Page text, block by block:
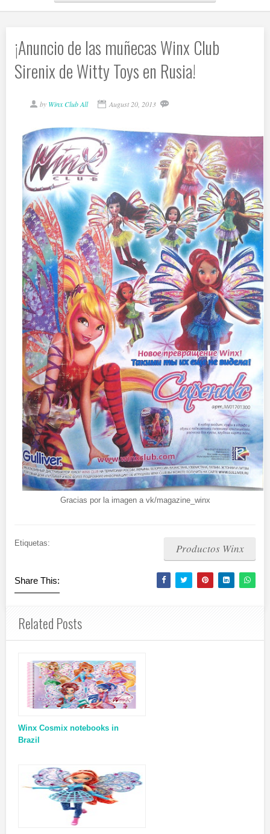
¡Anuncio de las muñecas Winx Club
Sirenix de Witty Toys en Rusia!
by Winx Club All August 20, 2013
Gracias por la imagen a vk/magazine_winx
Etiquetas: Productos Winx
Share This:
Related Posts
Winx Cosmix notebooks in
Brazil